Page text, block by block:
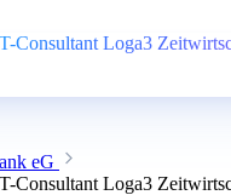
Consultant Loga3
eG
Consultant Loga3